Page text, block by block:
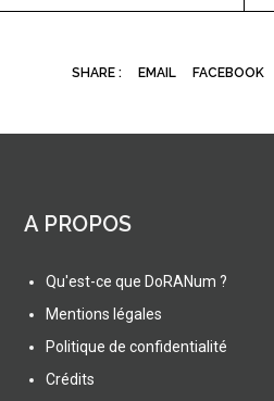
SHARE : EMAIL FACEBOOK
A PROPOS
Qu'est-ce que DoRANum ?
Mentions légales
Politique de confidentialité
Crédits